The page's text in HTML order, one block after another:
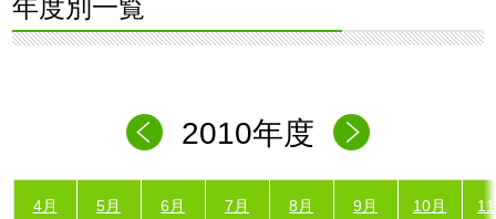
年度別一覧
2010年度
4月 5月 6月 7月 8月 9月 10月